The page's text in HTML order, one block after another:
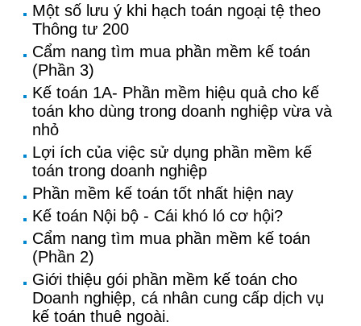
Một số lưu ý khi hạch toán ngoại tệ theo
Thông tư 200
Cẩm nang tìm mua phần mềm kế toán
(Phần 3)
Kế toán 1A- Phần mềm hiệu quả cho kế
toán kho dùng trong doanh nghiệp vừa và
nhỏ
Lợi ích của việc sử dụng phần mềm kế
toán trong doanh nghiệp
Phần mềm kế toán tốt nhất hiện nay
Kế toán Nội bộ - Cái khó ló cơ hội?
Cẩm nang tìm mua phần mềm kế toán
(Phần 2)
Giới thiệu gói phần mềm kế toán cho
Doanh nghiệp, cá nhân cung cấp dịch vụ
kế toán thuê ngoài.